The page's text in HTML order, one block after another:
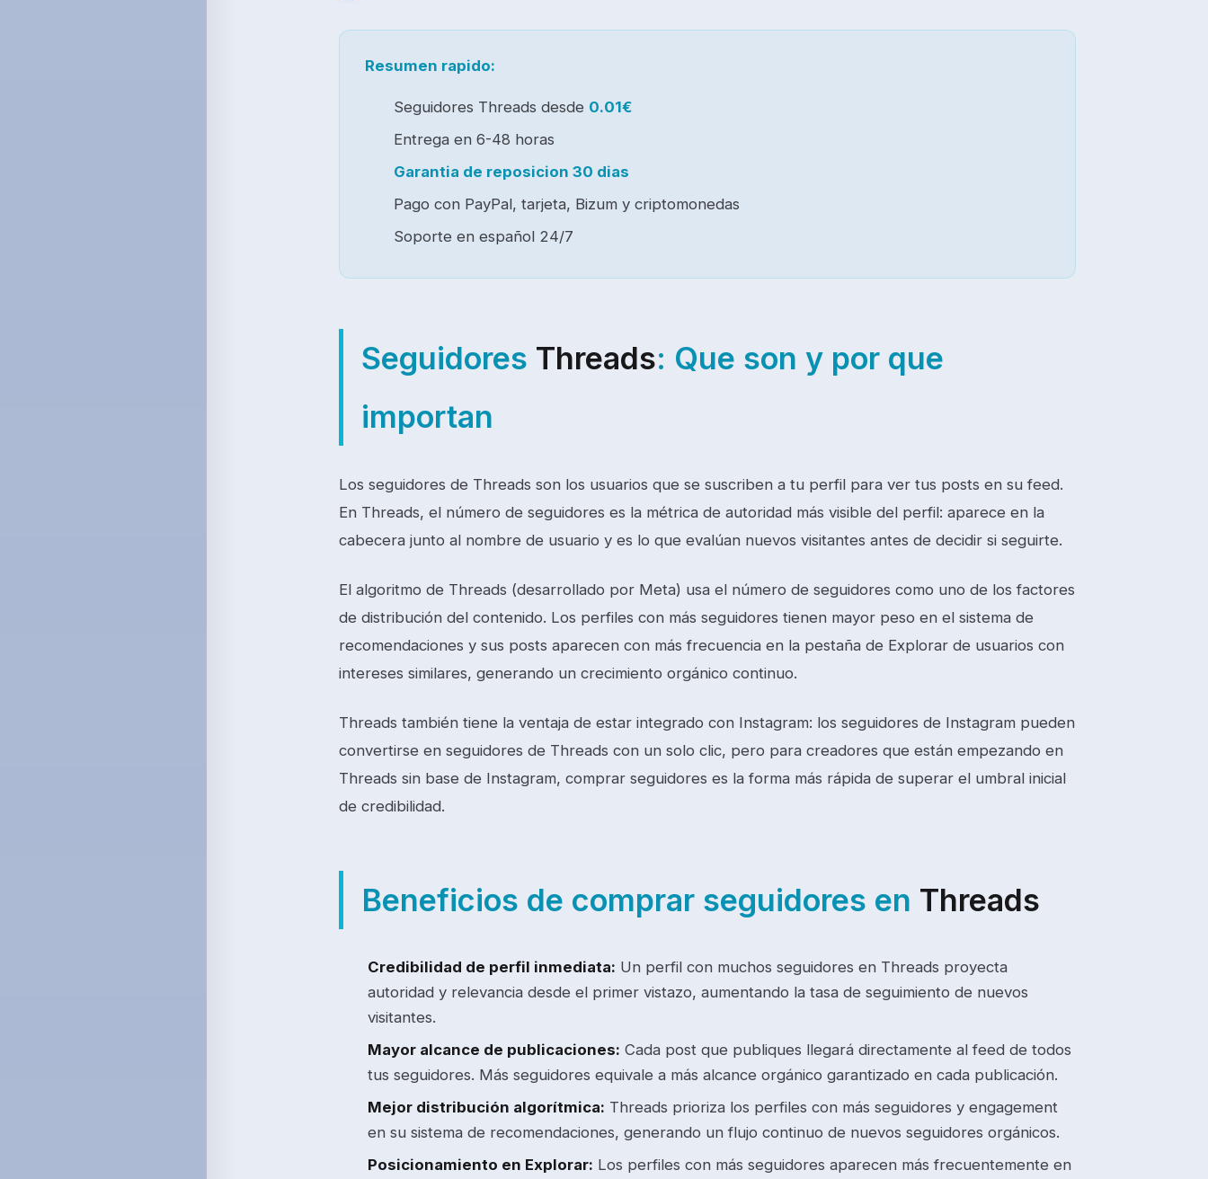
Resumen rapido:
Seguidores Threads desde 0.01€
Entrega en 6-48 horas
Garantia de reposicion 30 dias
Pago con PayPal, tarjeta, Bizum y criptomonedas
Soporte en español 24/7
Seguidores Threads: Que son y por que
importan
Los seguidores de Threads son los usuarios que se suscriben a tu perfil para ver tus posts en su feed.
En Threads, el número de seguidores es la métrica de autoridad más visible del perfil: aparece en la
cabecera junto al nombre de usuario y es lo que evalúan nuevos visitantes antes de decidir si seguirte.
El algoritmo de Threads (desarrollado por Meta) usa el número de seguidores como uno de los factores
de distribución del contenido. Los perfiles con más seguidores tienen mayor peso en el sistema de
recomendaciones y sus posts aparecen con más frecuencia en la pestaña de Explorar de usuarios con
intereses similares, generando un crecimiento orgánico continuo.
Threads también tiene la ventaja de estar integrado con Instagram: los seguidores de Instagram pueden
convertirse en seguidores de Threads con un solo clic, pero para creadores que están empezando en
Threads sin base de Instagram, comprar seguidores es la forma más rápida de superar el umbral inicial
de credibilidad.
Beneficios de comprar seguidores en Threads
Credibilidad de perfil inmediata: Un perfil con muchos seguidores en Threads proyecta
autoridad y relevancia desde el primer vistazo, aumentando la tasa de seguimiento de nuevos
visitantes.
Mayor alcance de publicaciones: Cada post que publiques llegará directamente al feed de todos
tus seguidores. Más seguidores equivale a más alcance orgánico garantizado en cada publicación.
Mejor distribución algorítmica: Threads prioriza los perfiles con más seguidores y engagement
en su sistema de recomendaciones, generando un flujo continuo de nuevos seguidores orgánicos.
Posicionamiento en Explorar: Los perfiles con más seguidores aparecen más frecuentemente en